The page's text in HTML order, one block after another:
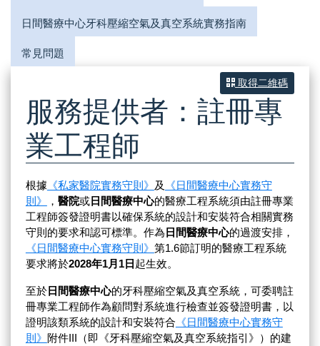
日間醫療中心牙科壓縮空氣及真空系統實務指南
常見問題
取得二維碼
服務提供者：註冊專
業工程師
根據 《私家醫院實務守則》 及
《日間醫療中心實務守
則》
， 醫院或日間醫療中心的醫療工程系統須由註冊專業
工程師簽發證明書以確保系統的設計和安裝符合相關實務
守則的要求和認可標準。作為 日間醫療中心的過渡安排，
《日間醫療中心實務守則》 第1.6節訂明的醫療工程系統
要求將於2028年1月1日 起生效。
至於日間醫療中心的牙科壓縮空氣及真空系統，可委聘註
冊專業工程師作為顧問對系統進行檢查並簽發證明書，以
證明該類系統的設計和安裝符合 《日間醫療中心實務守
則》 附件III（即《牙科壓縮空氣及真空系統指引》）的建